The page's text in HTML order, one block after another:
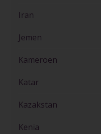
Iran
Jemen
Kameroen
Katar
Kazakstan
Kenia